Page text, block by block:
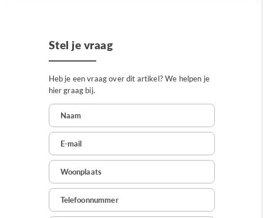
Stel je vraag
Heb je een vraag over dit artikel? We helpen je
hier graag bij.